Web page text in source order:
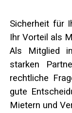
Sicherheit für
Ihr Vorteil als
Als Mitglied
starken
rechtliche
gute
Mietern und